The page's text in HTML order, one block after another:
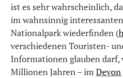
ist es sehr wahrscheinlich,
im wahnsinnig
Nationalpark wiederfinden (
verschiedenen Touristen-
Informationen glauben darf,
Millionen Jahren – imDevon